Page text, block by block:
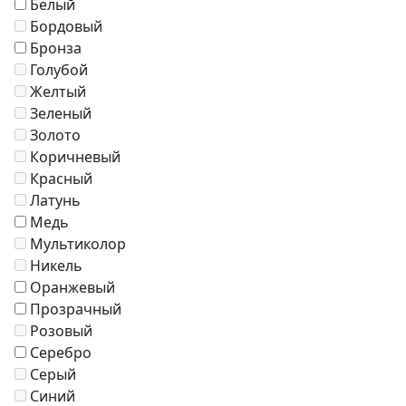
Кресла
Зонты
Журнальные столики
Диваны
Аксессуары
Белый
Бордовый
Бронза
Голубой
Желтый
Зеленый
Золото
Коричневый
Красный
Латунь
Медь
Мультиколор
Никель
Оранжевый
Прозрачный
Розовый
Серебро
Серый
Синий